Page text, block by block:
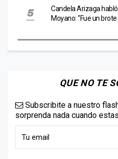
Candela Arizaga
Moyano: “Fue un
QUE NO TE
Subscribite a nuestro
sorprenda nada cuando